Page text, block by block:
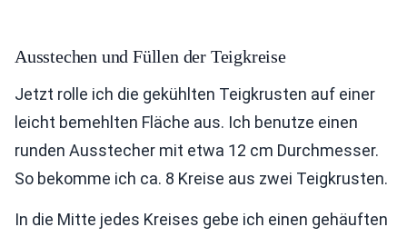
Ausstechen und Füllen der Teigkreise
Jetzt rolle ich die gekühlten Teigkrusten auf einer
leicht bemehlten Fläche aus. Ich benutze einen
runden Ausstecher mit etwa 12 cm Durchmesser.
So bekomme ich ca. 8 Kreise aus zwei Teigkrusten.
In die Mitte jedes Kreises gebe ich einen gehäuften